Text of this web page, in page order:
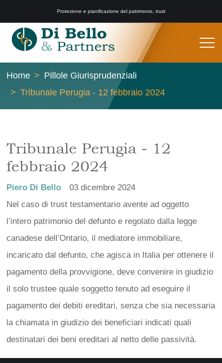
Protezione e pianificazione del patrimonio, trust
Home
Pillole Giurisprudenziali
Tribunale Perugia - 12 febbraio 2024
Tribunale Perugia - 12
febbraio 2024
Piero Di Bello
03 dicembre 2024
Nel caso di trust testamentario avente ad oggetto
l’intero patrimonio del defunto e regolato dalla legge
canadese dell’Ontario, il mediatore immobiliare,
incaricato dal defunto, che agisca in Italia per ottenere il
pagamento della provvigione, deve convenire in giudizio
il solo trustee quale soggetto tenuto ad eseguire il
pagamento dei debiti ereditari, senza che sia necessaria
la chiamata in giudizio dei beneficiari indicati quali
destinatari dei beni ereditari al netto delle passività.